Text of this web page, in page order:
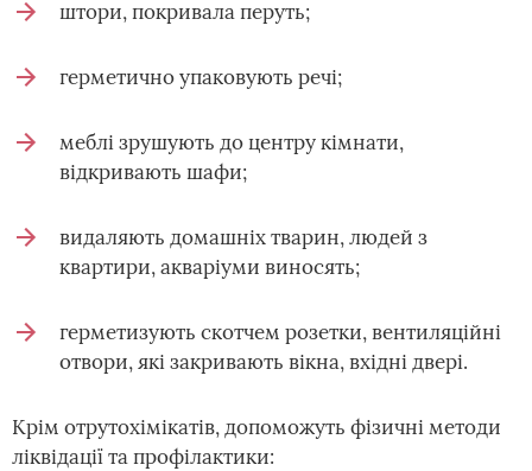
штори, покривала перуть;
герметично упаковують речі;
меблі зрушують до центру кімнати,
відкривають шафи;
видаляють домашніх тварин, людей з
квартири, акваріуми виносять;
герметизують скотчем розетки, вентиляційні
отвори, які закривають вікна, вхідні двері.
Крім отрутохімікатів, допоможуть фізичні методи
ліквідації та профілактики: